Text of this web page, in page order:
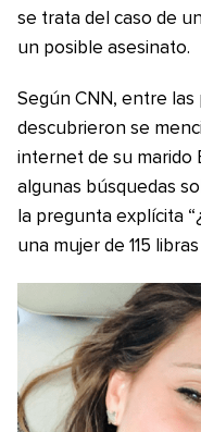
se trata del caso de
un posible asesinato.
Según CNN, entre
descubrieron se
internet de su marido
algunas búsquedas
la pregunta explícita
una mujer de 115 libras